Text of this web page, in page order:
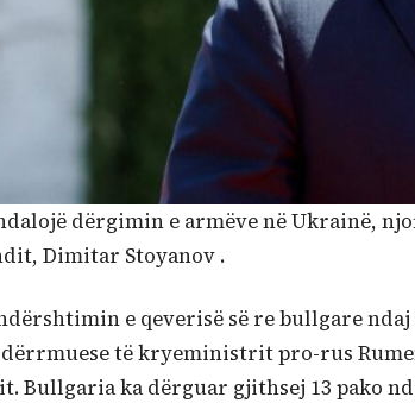
dërgimin e armëve në Ukrainë,
Dimitar Stoyanov .
e qeverisë së re bullgare
të kryeministrit pro-rus
Bullgaria ka dërguar gjithsej 13 pako